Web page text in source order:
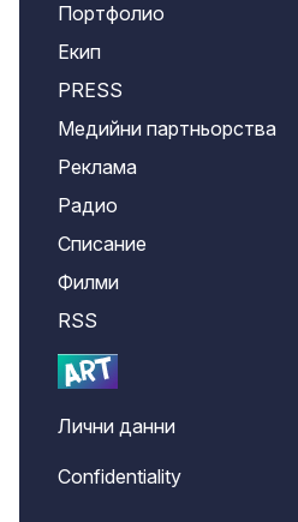
Портфолио
Екип
PRESS
Медийни партньорства
Реклама
Радио
Списание
Филми
RSS
Лични данни
Confidentiality